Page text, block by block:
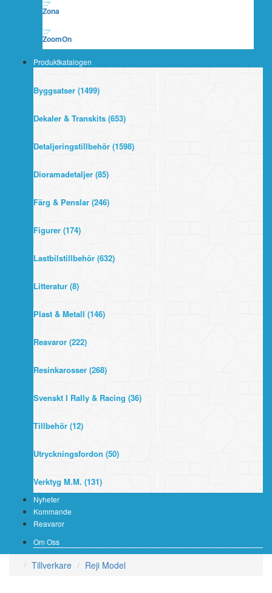
Zona
ZoomOn
Produktkatalogen
Byggsatser (1499)
Dekaler & Transkits (653)
Detaljeringstillbehör (1598)
Dioramadetaljer (85)
Färg & Penslar (246)
Figurer (174)
Lastbilstillbehör (632)
Litteratur (8)
Plast & Metall (146)
Reavaror (222)
Resinkarosser (268)
Svenskt I Rally & Racing (36)
Tillbehör (12)
Utryckningsfordon (50)
Verktyg M.m. (131)
Nyheter
Kommande
Reavaror
Om Oss
Tillverkare Reji Model